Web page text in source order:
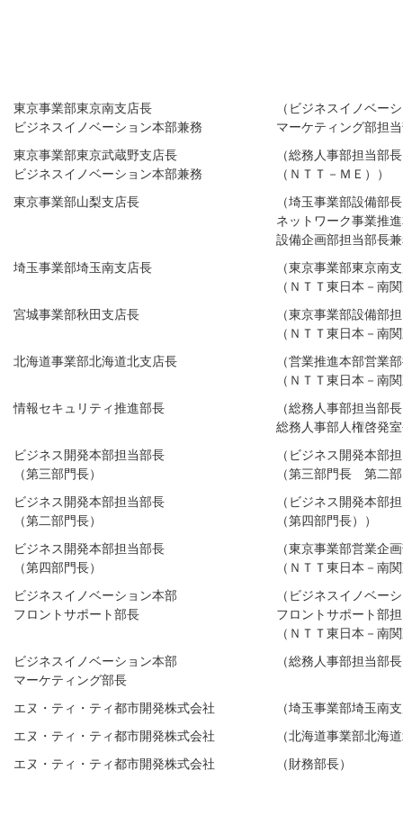
東京事業部東京南支店長
ビジネスイノベーション本部兼務
（ビジネスイノベー
マーケティング部担
東京事業部東京武蔵野支店長
ビジネスイノベーション本部兼務
（総務人事部担当部長
（ＮＴＴ－ＭＥ））
東京事業部山梨支店長
（埼玉事業部設備部長
ネットワーク事業推
設備企画部担当部長
埼玉事業部埼玉南支店長
（東京事業部東京南
（ＮＴＴ東日本－南
宮城事業部秋田支店長
（東京事業部設備部
（ＮＴＴ東日本－南
北海道事業部北海道北支店長
（営業推進本部営業
（ＮＴＴ東日本－南
情報セキュリティ推進部長
（総務人事部担当部長
総務人事部人権啓発
ビジネス開発本部担当部長
（第三部門長）
（ビジネス開発本部
（第三部門長 第二
ビジネス開発本部担当部長
（第二部門長）
（ビジネス開発本部
（第四部門長））
ビジネス開発本部担当部長
（第四部門長）
（東京事業部営業企
（ＮＴＴ東日本－南
ビジネスイノベーション本部
フロントサポート部長
（ビジネスイノベー
フロントサポート部
（ＮＴＴ東日本－南
ビジネスイノベーション本部
マーケティング部長
（総務人事部担当部
エヌ・ティ・ティ都市開発株式会社
（埼玉事業部埼玉南
エヌ・ティ・ティ都市開発株式会社
（北海道事業部北海
エヌ・ティ・ティ都市開発株式会社
（財務部長）